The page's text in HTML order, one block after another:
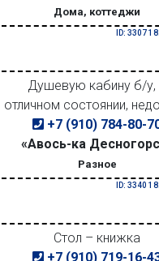
Дома, коттеджи
ID: 3307
Душевую кабину б/у,
отличном состоянии,
+7 (910) 784-80-
«Авось-ка
Разное
ID: 3340
Стол – книжка
+7 (910) 719-16-